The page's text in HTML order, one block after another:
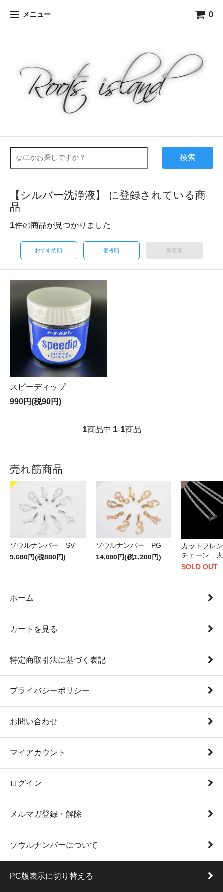
メニュー 0
検索
【シルバー洗浄液】 に登録されている商
品
1件の商品が見つかりました
おすすめ順 価格順 新着順
スピーディップ
990円(税90円)
1商品中 1-1商品
売れ筋商品
ソウルナンバー SV
9,680円(税880円)
ソウルナンバー PG
14,080円(税1,280円)
カットフレ
チェーン
SOLD OUT
ホーム
カートを見る
特定商取引法に基づく表記
プライバシーポリシー
お問い合わせ
マイアカウント
ログイン
メルマガ登録・解除
ソウルナンバーについて
PC版表示に切り替える